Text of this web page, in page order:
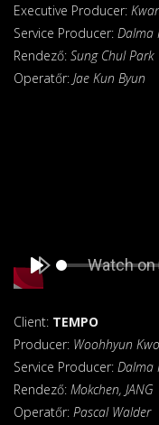
Executive Producer:
Service Producer: Dalma
Rendező: Sung Chul Park
Operatőr: Jae Kun Byun
Play
Client: TEMPO
Producer: Woohhyun
Service Producer: Dalma
Rendező: Mokchen, JANG
Operatőr: Pascal Walder